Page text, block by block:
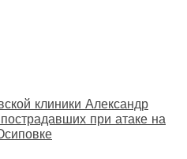
клиники Александр
при атаке на